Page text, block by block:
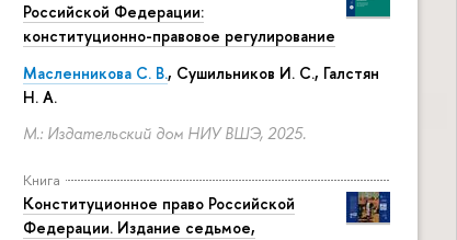
Российской Федерации:
конституционно-правовое регулирование
Масленникова С. В., Сушильников И. С., Галстян
Н. А.
М.: Издательский дом НИУ ВШЭ, 2025.
Книга
Конституционное право Российской
Федерации. Издание седьмое,